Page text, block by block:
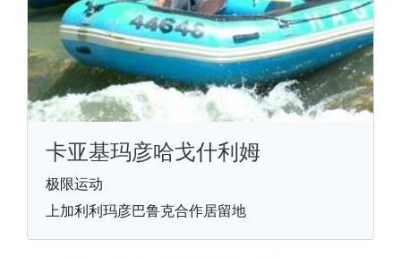
卡亚基玛彦哈戈什利姆
极限运动
上加利利玛彦巴鲁克合作居留地